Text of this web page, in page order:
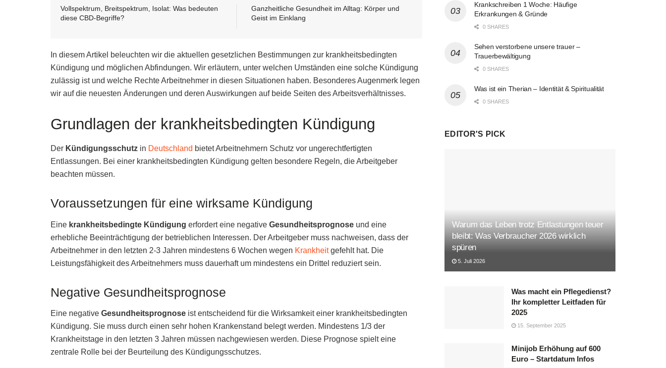
Vollspektrum, Breitspektrum, Isolat: Was bedeuten
diese CBD-Begriffe?
Ganzheitliche Gesundheit im Alltag: Körper und
Geist im Einklang
In diesem Artikel beleuchten wir die aktuellen gesetzlichen Bestimmungen zur krankheitsbedingten
Kündigung und möglichen Abfindungen. Wir erläutern, unter welchen Umständen eine solche Kündigung
zulässig ist und welche Rechte Arbeitnehmer in diesen Situationen haben. Besonderes Augenmerk legen
wir auf die neuesten Änderungen und deren Auswirkungen auf beide Seiten des Arbeitsverhältnisses.
Grundlagen der krankheitsbedingten Kündigung
Der Kündigungsschutz in Deutschland bietet Arbeitnehmern Schutz vor ungerechtfertigten
Entlassungen. Bei einer krankheitsbedingten Kündigung gelten besondere Regeln, die Arbeitgeber
beachten müssen.
Voraussetzungen für eine wirksame Kündigung
Eine krankheitsbedingte Kündigung erfordert eine negative Gesundheitsprognose und eine
erhebliche Beeinträchtigung der betrieblichen Interessen. Der Arbeitgeber muss nachweisen, dass der
Arbeitnehmer in den letzten 2-3 Jahren mindestens 6 Wochen wegen Krankheitgefehlt hat. Die
Leistungsfähigkeit des Arbeitnehmers muss dauerhaft um mindestens ein Drittel reduziert sein.
Negative Gesundheitsprognose
Eine negative Gesundheitsprognose ist entscheidend für die Wirksamkeit einer krankheitsbedingten
Kündigung. Sie muss durch einen sehr hohen Krankenstand belegt werden. Mindestens 1/3 der
Krankheitstage in den letzten 3 Jahren müssen nachgewiesen werden. Diese Prognose spielt eine
zentrale Rolle bei der Beurteilung des Kündigungsschutzes.
Krankschreiben 1 Woche: Häufige
Erkrankungen & Gründe
0 SHARES
Sehen verstorbene unsere trauer –
Trauerbewältigung
0 SHARES
Was ist ein Therian – Identität & Spiritualität
0 SHARES
EDITOR'S PICK
Warum das Leben trotz Entlastungen teuer
bleibt: Was Verbraucher 2026 wirklich
spüren
5. Juli 2026
Was macht ein Pflegedienst?
Ihr kompletter Leitfaden für
2025
15. September 2025
Minijob Erhöhung auf 600
Euro – Startdatum Infos